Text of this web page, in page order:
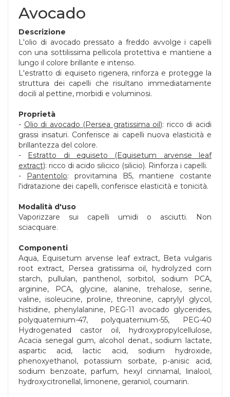
Avocado
Descrizione
L'olio di avocado pressato a freddo avvolge i capelli
con una sottilissima pellicola protettiva e mantiene a
lungo il colore brillante e intenso.
L'estratto di equiseto rigenera, rinforza e protegge la
struttura dei capelli che risultano immediatamente
docili al pettine, morbidi e voluminosi.
Proprietà
- Olio di avocado (Persea gratissima oil): ricco di acidi
grassi insaturi. Conferisce ai capelli nuova elasticità e
brillantezza del colore.
-
Estratto di equiseto (Equisetum arvense leaf
extract): ricco di acido silicico (silicio). Rinforza i capelli.
-
Pantentolo: provitamina B5, mantiene costante
l'idratazione dei capelli, conferisce elasticità e tonicità.
Modalità d'uso
Vaporizzare sui capelli umidi o asciutti. Non
sciacquare.
Componenti
Aqua, Equisetum arvense leaf extract, Beta vulgaris
root extract, Persea gratissima oil, hydrolyzed corn
starch, pullulan, panthenol, sorbitol, sodium PCA,
arginine, PCA, glycine, alanine, trehalose, serine,
valine, isoleucine, proline, threonine, caprylyl glycol,
histidine, phenylalanine, PEG-11 avocado glycerides,
polyquaternium-47, polyquaternium-55, PEG-40
Hydrogenated castor oil, hydroxypropylcellulose,
Acacia senegal gum, alcohol denat., sodium lactate,
aspartic acid, lactic acid, sodium hydroxide,
phenoxyethanol, potassium sorbate, p-anisic acid,
sodium benzoate, parfum, hexyl cinnamal, linalool,
hydroxycitronellal, limonene, geraniol, coumarin.